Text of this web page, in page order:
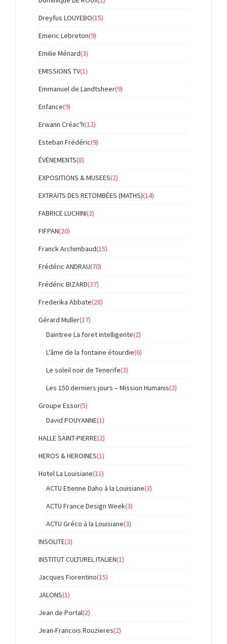
Dreyfus LOUYEBO(15)
Emeric Lebreton(9)
Emilie Ménard(3)
EMISSIONS TV(1)
Emmanuel de Landtsheer(9)
Enfance(9)
Erwann Créac'h(12)
Esteban Frédéric(9)
ÉVÉNEMENTS(8)
EXPOSITIONS & MUSEES(2)
EXTRAITS DES RETOMBÉES (MATHS)(14)
FABRICE LUCHINI(2)
FIFPAN(20)
Franck Archimbaud(15)
Frédéric ANDRAU(70)
Frédéric BIZARD(37)
Frederika Abbate(28)
Gérard Muller(17)
Daintree La foret intelligente(2)
L'âme de la fontaine étourdie(6)
Le soleil noir de Tenerife(3)
Les 150 derniers jours – Mission Humanis(2)
Groupe Essor(5)
David POUYANNE(1)
HALLE SAINT-PIERRE(2)
HEROS & HEROINES(1)
Hotel La Louisiane(11)
ACTU Etienne Daho à la Louisiane(3)
ACTU France Design Week(3)
ACTU Gréco à la Louisiane(3)
INSOLITE(3)
INSTITUT CULTUREL ITALIEN(1)
Jacques Fiorentino(15)
JALONS(1)
Jean de Portal(2)
Jean-Francois Rouzieres(2)